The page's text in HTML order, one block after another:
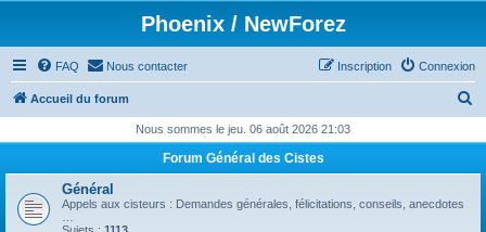
Phoenix / NewForez
FAQ Nous contacter Connexion
Inscription
Accueil du forum
h
Nous sommes le jeu. 06 août 2026 21:03
Forum Général des Cistes
Général
Appels aux cisteurs : Demandes générales, félicitations, conseils, anecdotes